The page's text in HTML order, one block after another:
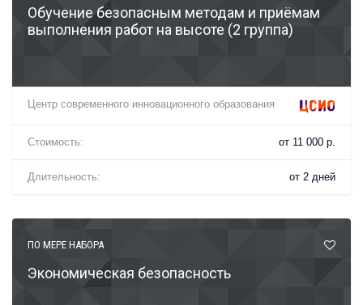
Обучение безопасным методам и приёмам
выполнения работ на высоте (2 группа)
Центр современного инновационного образования
Стоимость: от 11 000 р.
Длительность: от 2 дней
ПО МЕРЕ НАБОРА
Экономическая безопасность